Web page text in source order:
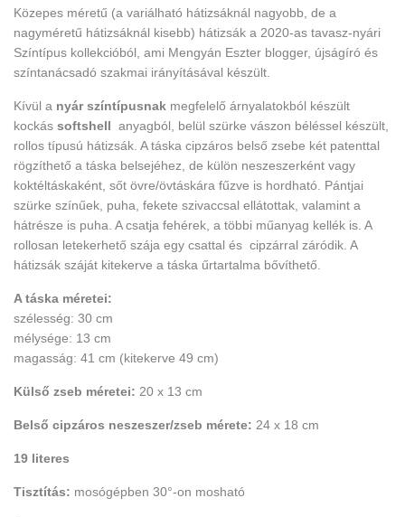
Közepes méretű (a variálható hátizsáknál nagyobb, de a
nagyméretű hátizsáknál kisebb) hátizsák a 2020-as tavasz-nyári
Színtípus kollekcióból, ami Mengyán Eszter blogger, újságíró és
színtanácsadó szakmai irányításával készült.
Kívül a nyár színtípusnak megfelelő árnyalatokból készült
kockás softshell anyagból, belül szürke vászon béléssel készült,
rollos típusú hátizsák. A táska cipzáros belső zsebe két patenttal
rögzíthető a táska belsejéhez, de külön neszeszerként vagy
koktéltáskaként, sőt övre/övtáskára fűzve is hordható. Pántjai
szürke színűek, puha, fekete szivaccsal ellátottak, valamint a
hátrésze is puha. A csatja fehérek, a többi műanyag kellék is. A
rollosan letekerhető szája egy csattal és cipzárral záródik. A
hátizsák száját kitekerve a táska űrtartalma bővíthető.
A táska méretei:
szélesség: 30 cm
mélysége: 13 cm
magasság: 41 cm (kitekerve 49 cm)
Külső zseb méretei: 20 x 13 cm
Belső cipzáros neszeszer/zseb mérete: 24 x 18 cm
19 literes
Tisztítás: mosógépben 30°-on mosható